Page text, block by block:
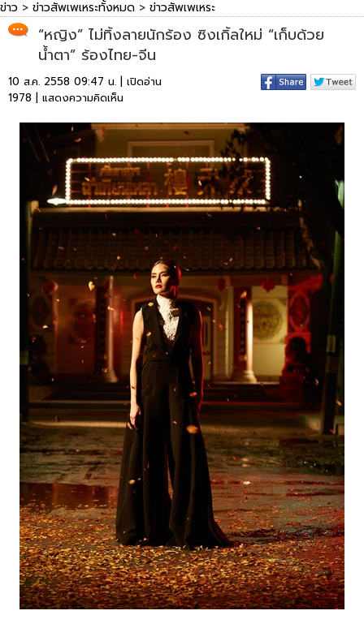
ข่าว > ข่าวสัพเพเหระทั้งหมด > ข่าวสัพเพเหระ
“หญิง” ไม่ทิ้งลายนักร้อง ซิงเกิ้ลใหม่ “เก็บด้วย
น้ำตา” ร้องไทย-จีน
10 ส.ค. 2558 09:47 น. | เปิดอ่าน
1978 | แสดงความคิดเห็น